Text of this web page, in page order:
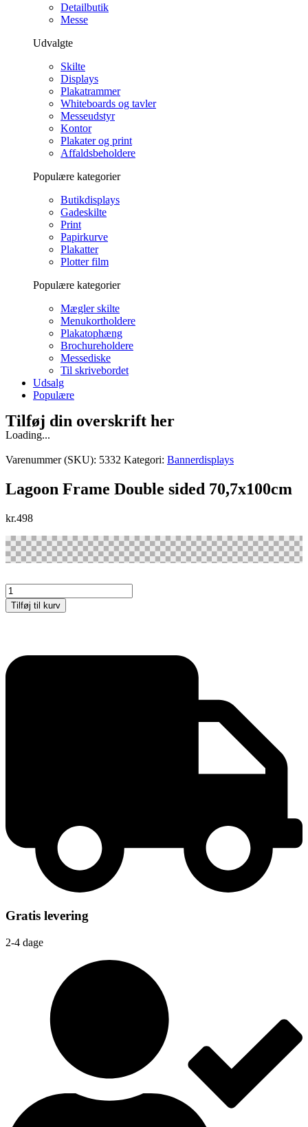
Detailbutik
Messe
Udvalgte
Skilte
Displays
Plakatrammer
Whiteboards og tavler
Messeudstyr
Kontor
Plakater og print
Affaldsbeholdere
Populære kategorier
Butikdisplays
Gadeskilte
Print
Papirkurve
Plakatter
Plotter film
Populære kategorier
Mægler skilte
Menukortholdere
Plakatophæng
Brochureholdere
Messediske
Til skrivebordet
Udsalg
Populære
Tilføj din overskrift her
Loading...
Varenummer (SKU): 5332 Kategori: Bannerdisplays
Lagoon Frame Double sided 70,7x100cm
kr.498
Lagoon
Frame
Double
Tilføj til kurv
Gratis levering
2-4 dage